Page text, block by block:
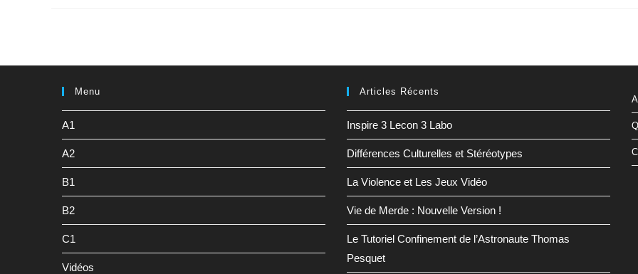
Menu
A1
A2
B1
B2
C1
Vidéos
Articles Récents
Inspire 3 Lecon 3 Labo
Différences Culturelles et Stéréotypes
La Violence et Les Jeux Vidéo
Vie de Merde : Nouvelle Version !
Le Tutoriel Confinement de l’Astronaute Thomas
Pesquet